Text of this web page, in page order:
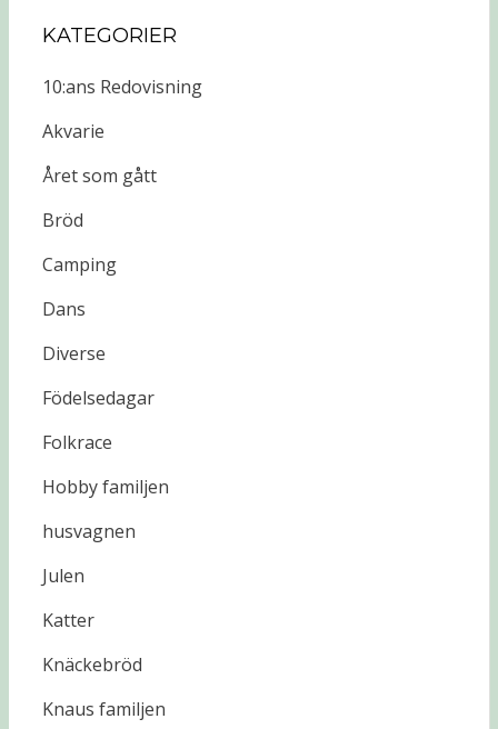
KATEGORIER
10:ans Redovisning
Akvarie
Året som gått
Bröd
Camping
Dans
Diverse
Födelsedagar
Folkrace
Hobby familjen
husvagnen
Julen
Katter
Knäckebröd
Knaus familjen